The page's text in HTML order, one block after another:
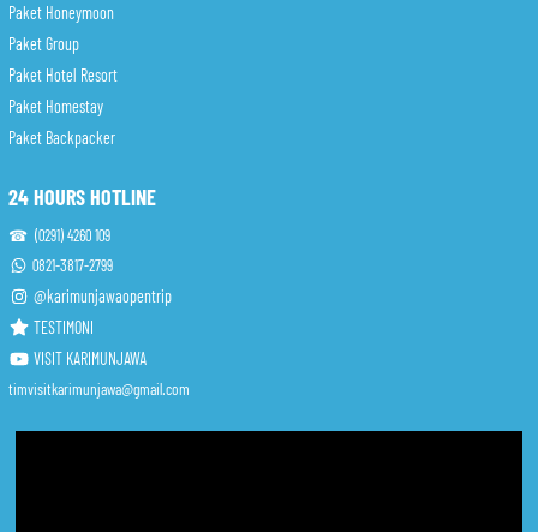
Paket Honeymoon
Paket Group
Paket Hotel Resort
Paket Homestay
Paket Backpacker
24 HOURS HOTLINE
☎ (0291) 4260 109
0821-3817-2799
@karimunjawaopentrip
TESTIMONI
VISIT KARIMUNJAWA
timvisitkarimunjawa@gmail.com